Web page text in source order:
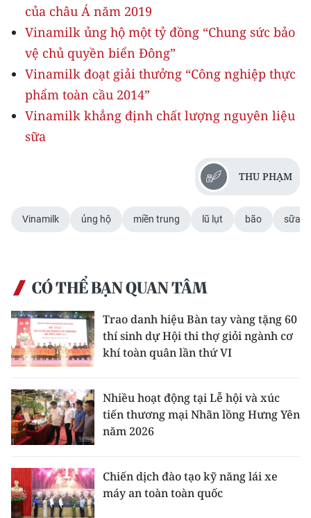
của châu Á năm 2019
Vinamilk ủng hộ một tỷ đồng “Chung sức bảo
vệ chủ quyền biển Đông”
Vinamilk đoạt giải thưởng “Công nghiệp thực
phẩm toàn cầu 2014”
Vinamilk khẳng định chất lượng nguyên liệu
sữa
THU PHẠM
Vinamilk ủng hộ miền trung lũ lụt bão sữa
CÓ THỂ BẠN QUAN TÂM
Trao danh hiệu Bàn tay vàng tặng 60
thí sinh dự Hội thi thợ giỏi ngành cơ
khí toàn quân lần thứ VI
Nhiều hoạt động tại Lễ hội và xúc
tiến thương mại Nhãn lồng Hưng Yên
năm 2026
Chiến dịch đào tạo kỹ năng lái xe
máy an toàn toàn quốc